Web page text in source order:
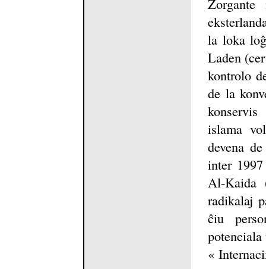
la loka
Laden
kontrolo
de la
islama
devena
inter
Al-
radikalaj
ĉiu
«